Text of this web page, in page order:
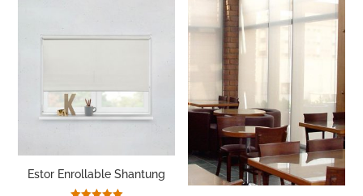
Estor Enrollable Shantung